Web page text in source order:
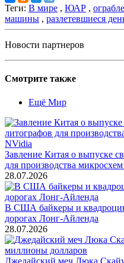
Теги: В мире , ЮАР ,
машины , разлетевшиеся
Новости партнеров
Смотрите также
Ещё Мир
Завление Китая о выпуске
для производства
28.07.2026
В США байкеры и
дорогах Лонг-Айленда
28.07.2026
Джедайский меч Люка